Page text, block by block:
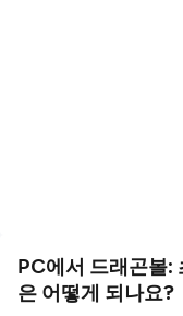
PC에서 드래곤볼:
은 어떻게 되나요?